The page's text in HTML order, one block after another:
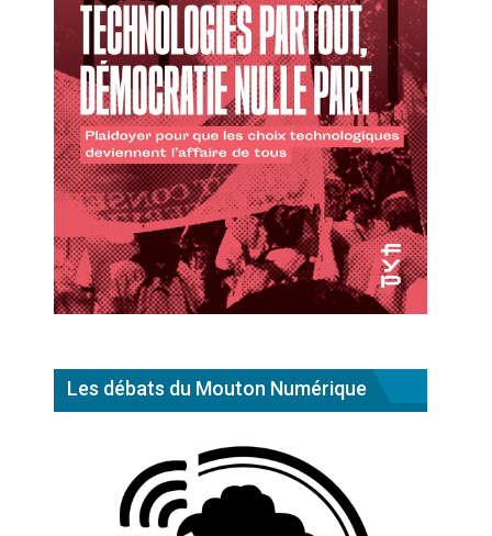
Les débats du Mouton Numérique